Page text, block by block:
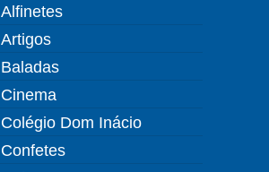
Alfinetes
Artigos
Baladas
Cinema
Colégio Dom Inácio
Confetes